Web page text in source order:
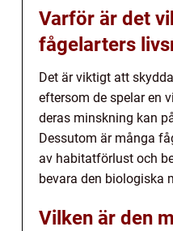
Varför är det
fågelarters
Det är viktigt att
eftersom de spelar en
deras minskning kan
Dessutom är många
av habitatförlust och
bevara den biologiska
Vilken är den